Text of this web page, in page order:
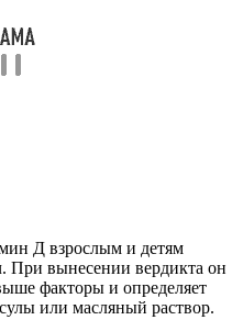
Д взрослым и детям
При вынесении вердикта он
факторы и определяет
или масляный раствор.